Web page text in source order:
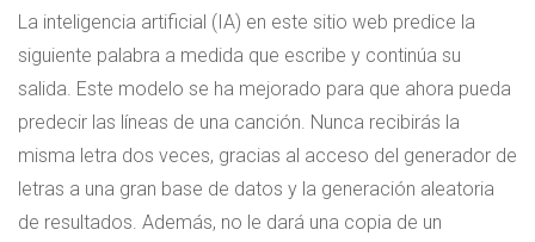
La inteligencia artificial (IA) en este sitio web predice la
siguiente palabra a medida que escribe y continúa su
salida. Este modelo se ha mejorado para que ahora pueda
predecir las líneas de una canción. Nunca recibirás la
misma letra dos veces, gracias al acceso del generador de
letras a una gran base de datos y la generación aleatoria
de resultados. Además, no le dará una copia de un